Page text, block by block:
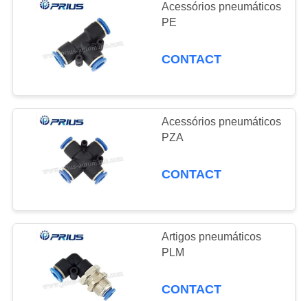
Acessórios pneumáticos
PE
CONTACT
Acessórios pneumáticos
PZA
CONTACT
Artigos pneumáticos
PLM
CONTACT